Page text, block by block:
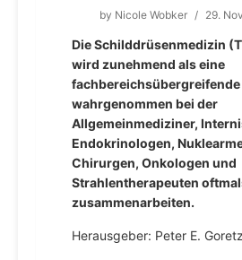
by Nicole Wobker / 29.
Die Schilddrüsenmedizin
wird zunehmend als eine
wahrgenommen bei der
Allgemeinmediziner,
Endokrinologen,
Chirurgen, Onkologen und
Strahlentherapeuten
zusammenarbeiten.
Herausgeber: Peter E.